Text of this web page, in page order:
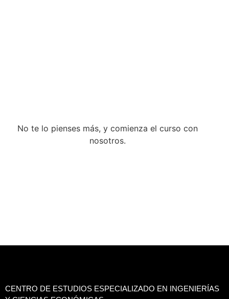
No te lo pienses más, y comienza el curso con
nosotros.
CENTRO DE ESTUDIOS ESPECIALIZADO EN INGENIERÍAS